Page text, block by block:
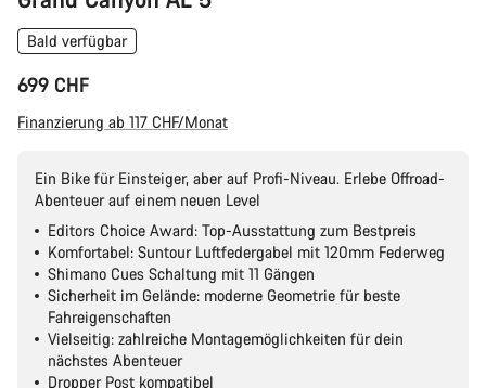
Bald verfügbar
699 CHF
Finanzierung ab 117 CHF/Monat
Ein Bike für Einsteiger, aber auf Profi-Niveau. Erlebe Offroad-
Abenteuer auf einem neuen Level
Editors Choice Award: Top-Ausstattung zum Bestpreis
Komfortabel: Suntour Luftfedergabel mit 120mm Federweg
Shimano Cues Schaltung mit 11 Gängen
Sicherheit im Gelände: moderne Geometrie für beste
Fahreigenschaften
Vielseitig: zahlreiche Montagemöglichkeiten für dein
nächstes Abenteuer
Dropper Post kompatibel